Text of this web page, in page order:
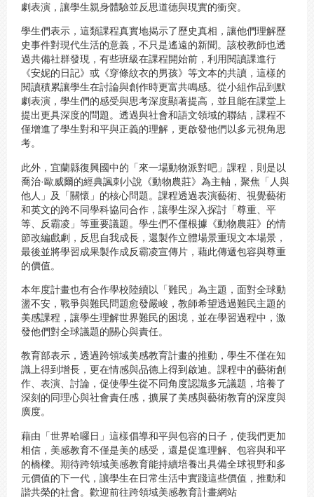
劇表演，讓學生親身體驗並反思道德與現實的衝突。
學生們表示，這類課程真實地揭示了歷史真相，讓他們理解歷
史事件對現代生活的意義，不只是遙遠的新聞。該校教師也透
過共備社群發現，有些班級在課程開始前，利用閱讀課進行
《安妮的日記》或《穿條紋衣的男孩》等文本的共讀，這樣的
閱讀積累讓學生在討論與創作時更富共鳴感。從小組作品到默
劇表演，學生們的感受與思考深度顯著提高，並且能在課堂上
提出更具深度的問題。透過與社會和語文領域的聯結，課程不
僅增進了學生對和平與正義的理解，更啟發他們以多元視角思
考。
此外，宜蘭縣復興國中的「來一場動物派對吧」課程，則是以
喬治·歐威爾的經典諷刺小說《動物農莊》為主軸，聚焦「人與
他人」及「關懷」的核心問題。課程透過表演藝術、視覺藝術
和英文的跨不同學科協同合作，讓學生深入探討「尊重、平
等、反霸凌」等重要議題。學生們不僅根據《動物農莊》的情
節改編戲劇，反思自我成長，還製作立體場景重現文本場景，
最後並將學習成果製作成反霸凌宣傳片，藉此傳遞包容與尊重
的價值。
本年度計畫也有合作學校陸續以「難民」為主題，面對全球動
盪不安，戰爭與難民問題愈發嚴峻，教師希望透過難民主題的
美感課程，讓學生理解世界難民的困境，並在學習過程中，激
發他們對全球議題的關心與責任。
教育部表示，透過跨領域美感教育計畫的推動，學生不僅在知
識上得到增長，更在情感與品德上得到啟迪。課程中的藝術創
作、表演、討論，促使學生從不同角度認識多元議題，培養了
深刻的同理心與社會責任感，擴展了美感與藝術教育的深度與
廣度。
藉由「世界哈囉日」這樣倡導和平與包容的日子，使我們更加
相信，美感教育不僅是美的感受，還是促進理解、包容與和平
的橋樑。期待跨領域美感教育能持續培養出具備全球視野和多
元價值的下一代，讓學生在日常生活中實踐這些價值，推動和
諧共榮的社會。歡迎前往跨領域美感教育計畫網站